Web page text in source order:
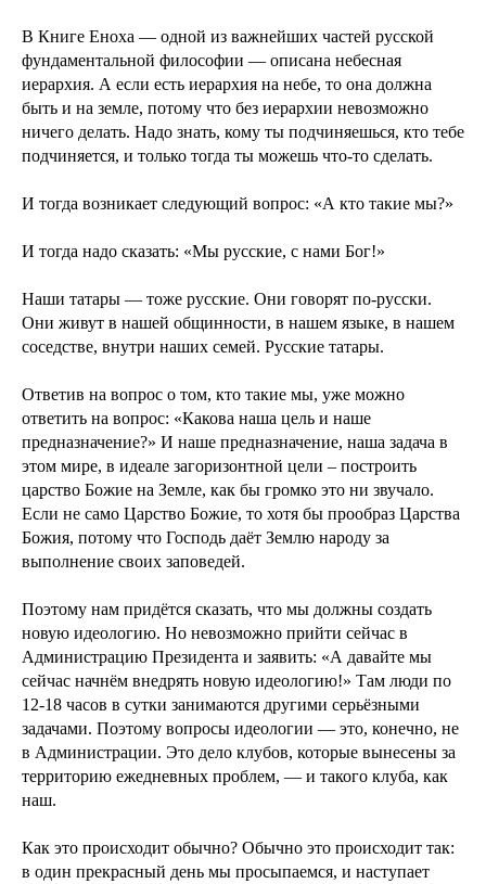
В Книге Еноха — одной из важнейших частей русской
фундаментальной философии — описана небесная
иерархия. А если есть иерархия на небе, то она должна
быть и на земле, потому что без иерархии невозможно
ничего делать. Надо знать, кому ты подчиняешься, кто тебе
подчиняется, и только тогда ты можешь что-то сделать.
И тогда возникает следующий вопрос: «А кто такие мы?»
И тогда надо сказать: «Мы русские, с нами Бог!»
Наши татары — тоже русские. Они говорят по-русски.
Они живут в нашей общинности, в нашем языке, в нашем
соседстве, внутри наших семей. Русские татары.
Ответив на вопрос о том, кто такие мы, уже можно
ответить на вопрос: «Какова наша цель и наше
предназначение?» И наше предназначение, наша задача в
этом мире, в идеале загоризонтной цели – построить
царство Божие на Земле, как бы громко это ни звучало.
Если не само Царство Божие, то хотя бы прообраз Царства
Божия, потому что Господь даёт Землю народу за
выполнение своих заповедей.
Поэтому нам придётся сказать, что мы должны создать
новую идеологию. Но невозможно прийти сейчас в
Администрацию Президента и заявить: «А давайте мы
сейчас начнём внедрять новую идеологию!» Там люди по
12-18 часов в сутки занимаются другими серьёзными
задачами. Поэтому вопросы идеологии — это, конечно, не
в Администрации. Это дело клубов, которые вынесены за
территорию ежедневных проблем, — и такого клуба, как
наш.
Как это происходит обычно? Обычно это происходит так:
в один прекрасный день мы просыпаемся, и наступает